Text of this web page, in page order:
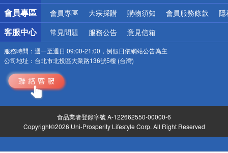
會員專區 會員專區 大宗採購 購物須知 會員服務條款 隱
客服中心 常見問題 服務公告 意見信箱
服務時間： 週一至週日 09:00-21:00，例假日依網站公告為主
公司地址： 台北市北投區大業路136號5樓 (台灣)
食品業者登錄字號 A-122662550-00000-6
Copyright©2026 Uni-Prosperity Lifestyle Corp. All Right Reserved